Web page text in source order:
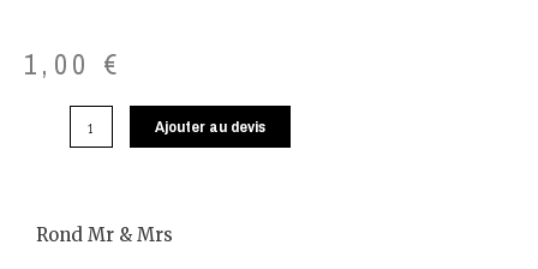
1,00 €
Ajouter au devis
Rond Mr & Mrs